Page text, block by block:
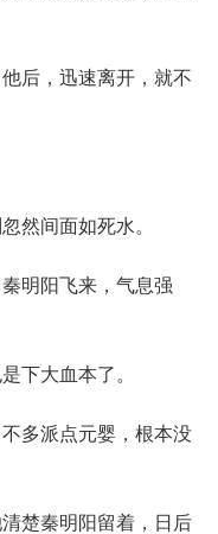
后，迅速离开，就不
间面如死水。
明阳飞来，气息强
下大血本了。
多派点元婴，根本没
楚秦明阳留着，日后